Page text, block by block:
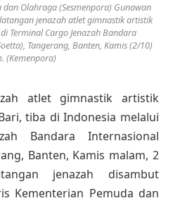
dan Olahraga (Sesmenpora) Gunawan
jenazah atlet gimnastik artistik
Terminal Cargo Jenazah Bandara
Tangerang, Banten, Kamis (2/10)
(Kemenpora)
atlet gimnastik artistik
tiba di Indonesia melalui
Bandara Internasional
Banten, Kamis malam, 2
jenazah disambut
Kementerian Pemuda dan